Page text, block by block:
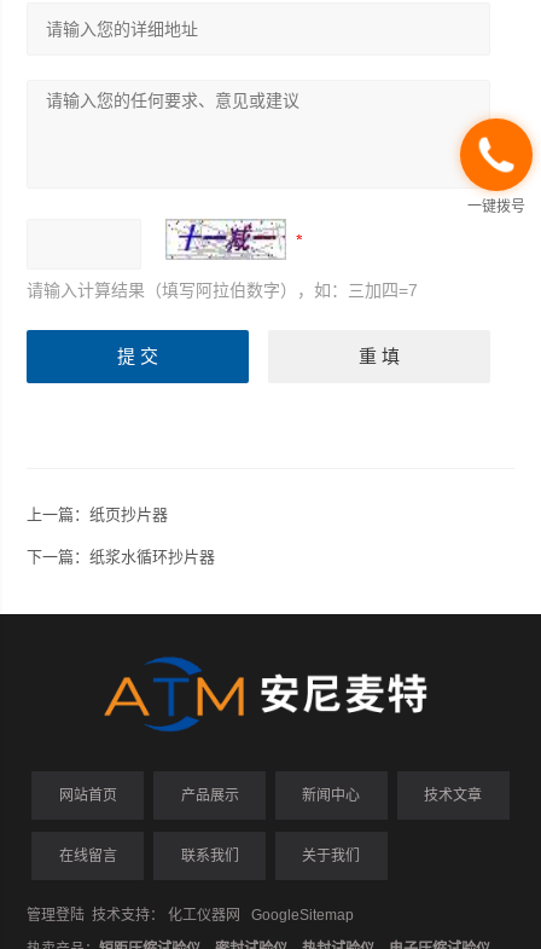
请输入计算结果（填写阿拉伯数字），如：三加四=7
上一篇：纸页抄片器
下一篇：纸浆水循环抄片器
网站首页 产品展示 新闻中心 技术文章
在线留言 联系我们 关于我们
管理登陆 技术支持：化工仪器网
GoogleSitemap
一键拨号